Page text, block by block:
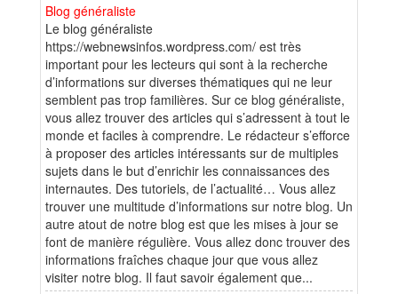
Blog généraliste
Le blog généraliste
https://webnewsinfos.wordpress.com/ est très
important pour les lecteurs qui sont à la recherche
d’informations sur diverses thématiques qui ne leur
semblent pas trop familières. Sur ce blog généraliste,
vous allez trouver des articles qui s’adressent à tout le
monde et faciles à comprendre. Le rédacteur s’efforce
à proposer des articles intéressants sur de multiples
sujets dans le but d’enrichir les connaissances des
internautes. Des tutoriels, de l’actualité… Vous allez
trouver une multitude d’informations sur notre blog. Un
autre atout de notre blog est que les mises à jour se
font de manière régulière. Vous allez donc trouver des
informations fraîches chaque jour que vous allez
visiter notre blog. Il faut savoir également que...